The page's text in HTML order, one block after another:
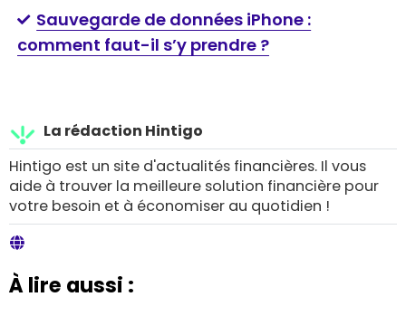
Sauvegarde de données iPhone :
comment faut-il s’y prendre ?
La rédaction Hintigo
Hintigo est un site d'actualités financières. Il vous
aide à trouver la meilleure solution financière pour
votre besoin et à économiser au quotidien !
À lire aussi :